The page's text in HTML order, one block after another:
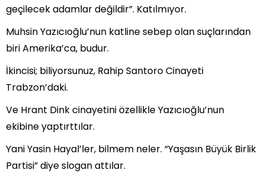
geçilecek adamlar değildir”. Katılmıyor.
Muhsin Yazıcıoğlu’nun katline sebep olan suçlarından
biri Amerika’ca, budur.
İkincisi; biliyorsunuz, Rahip Santoro Cinayeti
Trabzon’daki.
Ve Hrant Dink cinayetini özellikle Yazıcıoğlu’nun
ekibine yaptırttılar.
Yani Yasin Hayal’ler, bilmem neler. “Yaşasın Büyük Birlik
Partisi” diye slogan attılar.